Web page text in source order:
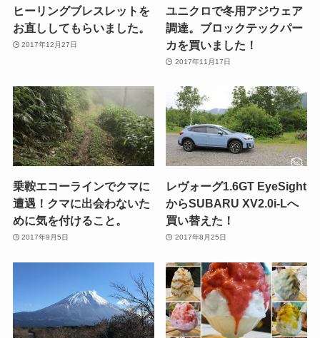
ヒーリングブレスレットを
お直ししてもらいました。
2017年12月27日
ユニクロで冬用アジウェア
調達。ブロックテックパー
カを買いました！
2017年11月17日
乗鞍エコーラインでクマに
遭遇！クマに出会わないた
めに気を付けること。
2017年9月5日
レヴォーグ1.6GT EyeSight
からSUBARU XV2.0i-Lへ
買い替えた！
2017年8月25日